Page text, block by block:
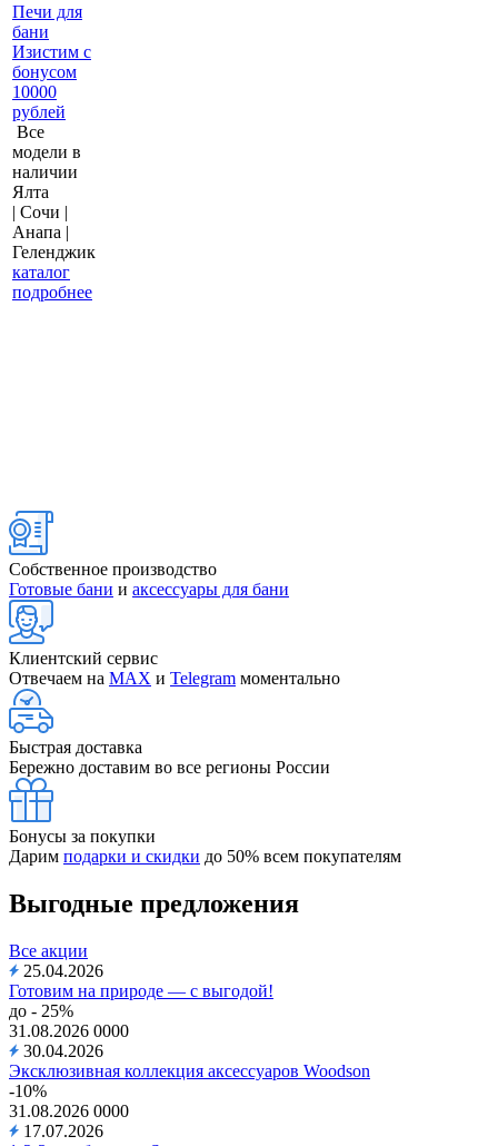
Печи для
бани
Изистим с
бонусом
10000
рублей
Все
модели в
наличии
Ялта
| Сочи |
Анапа |
Геленджик
каталог
подробнее
Собственное производство
Готовые бани и аксессуары для бани
Клиентский сервис
Отвечаем на MAX и Telegram моментально
Быстрая доставка
Бережно доставим во все регионы России
Бонусы за покупки
Дарим подарки и скидки до 50% всем покупателям
Выгодные предложения
Все акции
25.04.2026
Готовим на природе — с выгодой!
до - 25%
31.08.2026 0000
30.04.2026
Эксклюзивная коллекция аксессуаров Woodson
-10%
31.08.2026 0000
17.07.2026